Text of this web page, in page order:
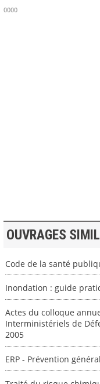
0000
OUVRAGES
Code de la santé
Inondation : guide
Actes du colloque
Interministériels de
2005
ERP - Prévention